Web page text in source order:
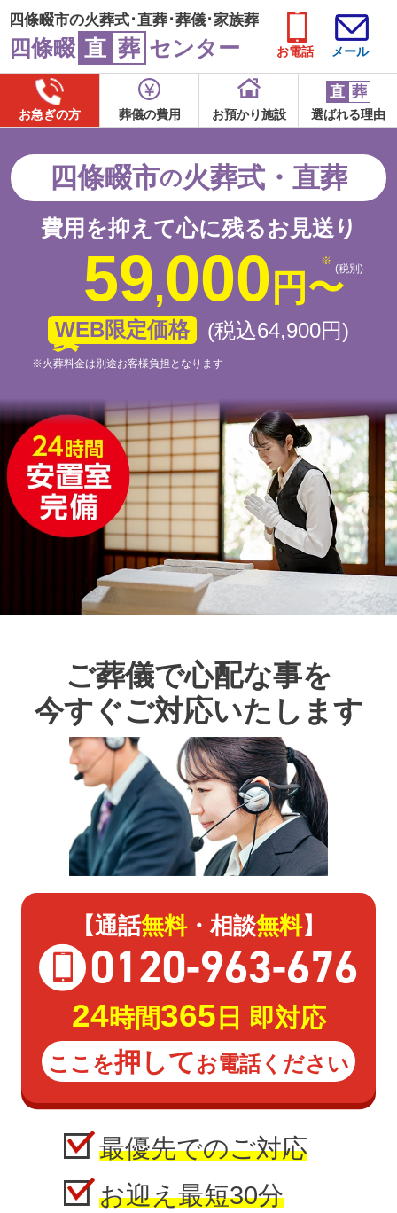
四條畷市の火葬式･直葬･葬儀･家族葬
四條畷 直 葬 センター お電話 メール
お急ぎの方 葬儀の費用 お預かり施設
直 葬
選ばれる理由
四條畷市の火葬式・直葬
費用を抑えて心に残るお見送り
59,000 円〜(税別)
WEB限定価格 (税込64,900円)
※火葬料金は別途お客様負担となります
ご葬儀で心配な事を
今すぐご対応いたします
【通話無料・相談無料】
0120-963-676
24時間365 日 即対応
ここを押してお電話ください
最優先でのご対応
お迎え最短30分